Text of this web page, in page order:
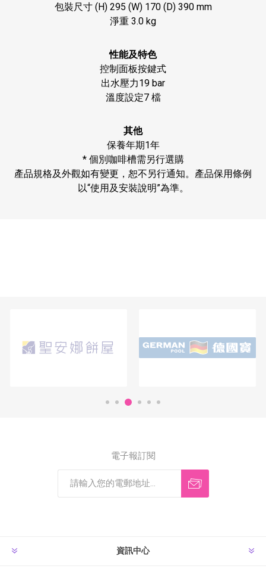
包裝尺寸 (H) 295 (W) 170 (D) 390 mm
淨重 3.0 kg
性能及特色
控制面板按鍵式
出水壓力19 bar
溫度設定7 檔
其他
保養年期1年
* 個別咖啡槽需另行選購
產品規格及外觀如有變更，恕不另行通知。產品保用條例
以“使用及安裝說明”為準。
電子報訂閱
資訊中心